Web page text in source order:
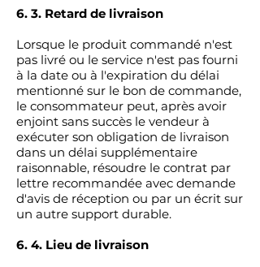
6. 3. Retard de livraison
Lorsque le produit commandé n'est
pas livré ou le service n'est pas fourni
à la date ou à l'expiration du délai
mentionné sur le bon de commande,
le consommateur peut, après avoir
enjoint sans succès le vendeur à
exécuter son obligation de livraison
dans un délai supplémentaire
raisonnable, résoudre le contrat par
lettre recommandée avec demande
d'avis de réception ou par un écrit sur
un autre support durable.
6. 4. Lieu de livraison